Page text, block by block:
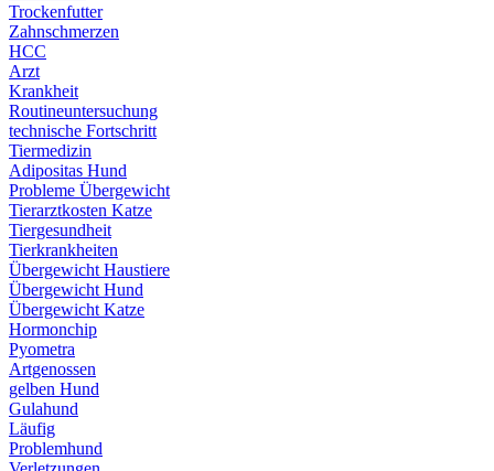
Trockenfutter
Zahnschmerzen
HCC
Arzt
Krankheit
Routineuntersuchung
technische Fortschritt
Tiermedizin
Adipositas Hund
Probleme Übergewicht
Tierarztkosten Katze
Tiergesundheit
Tierkrankheiten
Übergewicht Haustiere
Übergewicht Hund
Übergewicht Katze
Hormonchip
Pyometra
Artgenossen
gelben Hund
Gulahund
Läufig
Problemhund